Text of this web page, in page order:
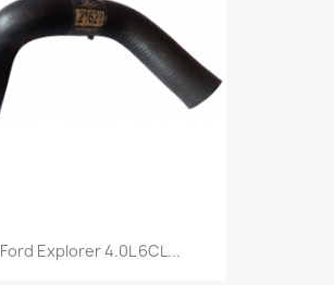
Ford Explorer 4.0L 6CL...